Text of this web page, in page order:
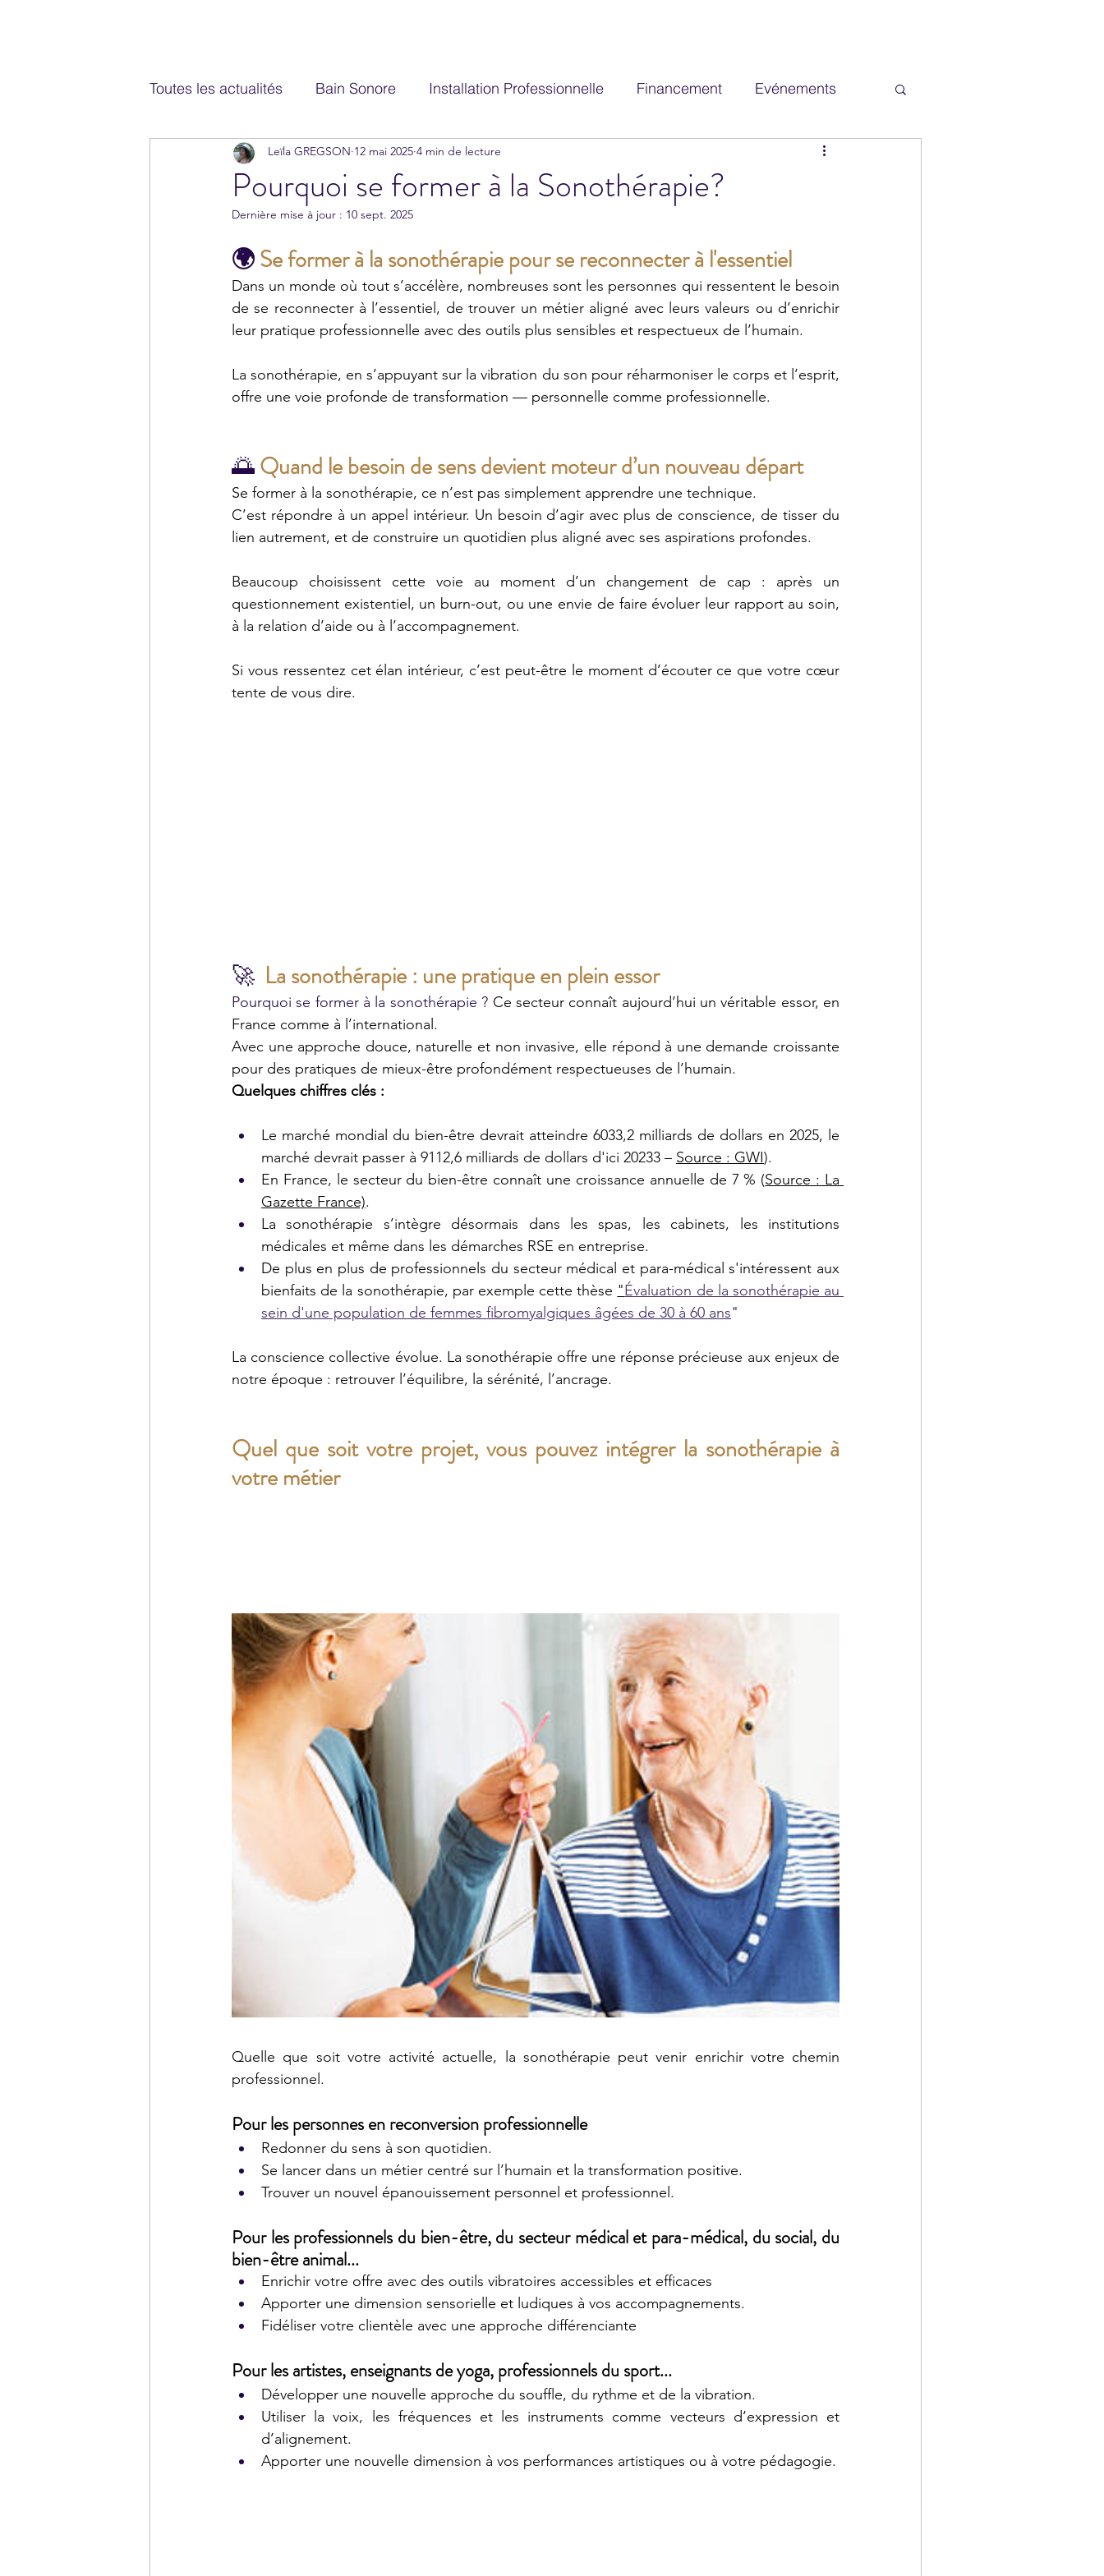
Toutes les actualités Bain Sonore Installation Professionnelle Financement Evénements
Yoga du Son Ressources Sonothérapie
Offre promotionnelle Présentation de Babel Zen
Accompagnement des stagiaires
Pourquoi se former à la Sonothérapie?
Leïla GREGSON 12 mai 2025 4 min de lecture
Dernière mise à jour : 10 sept. 2025
🌍 Se former à la sonothérapie pour se reconnecter à l'essentiel
Dans un monde où tout s’accélère, nombreuses sont les personnes qui ressentent le besoin
de se reconnecter à l’essentiel, de trouver un métier aligné avec leurs valeurs ou d’enrichir
leur pratique professionnelle avec des outils plus sensibles et respectueux de l’humain.
La sonothérapie, en s’appuyant sur la vibration du son pour réharmoniser le corps et l’esprit,
offre une voie profonde de transformation — personnelle comme professionnelle.
🌅 Quand le besoin de sens devient moteur d’un nouveau départ
Se former à la sonothérapie, ce n’est pas simplement apprendre une technique.
C’est répondre à un appel intérieur. Un besoin d’agir avec plus de conscience, de tisser du
lien autrement, et de construire un quotidien plus aligné avec ses aspirations profondes.
Beaucoup choisissent cette voie au moment d’un changement de cap : après un
questionnement existentiel, un burn-out, ou une envie de faire évoluer leur rapport au soin,
à la relation d’aide ou à l’accompagnement.
Si vous ressentez cet élan intérieur, c’est peut-être le moment d’écouter ce que votre cœur
tente de vous dire.
🚀 La sonothérapie : une pratique en plein essor
Pourquoi se former à la sonothérapie ? Ce secteur connaît aujourd’hui un véritable essor, en
France comme à l’international.
Avec une approche douce, naturelle et non invasive, elle répond à une demande croissante
pour des pratiques de mieux-être profondément respectueuses de l’humain.
Quelques chiffres clés :
Le marché mondial du bien-être devrait atteindre 6033,2 milliards de dollars en 2025, le
marché devrait passer à 9112,6 milliards de dollars d'ici 20233 – Source : GWI).
En France, le secteur du bien-être connaît une croissance annuelle de 7 % (Source : La
Gazette France).
La sonothérapie s’intègre désormais dans les spas, les cabinets, les institutions
médicales et même dans les démarches RSE en entreprise.
De plus en plus de professionnels du secteur médical et para-médical s'intéressent aux
bienfaits de la sonothérapie, par exemple cette thèse "Évaluation de la sonothérapie au
sein d'une population de femmes fibromyalgiques âgées de 30 à 60 ans"
La conscience collective évolue. La sonothérapie offre une réponse précieuse aux enjeux de
notre époque : retrouver l’équilibre, la sérénité, l’ancrage.
Quel que soit votre projet, vous pouvez intégrer la sonothérapie à
votre métier
Quelle que soit votre activité actuelle, la sonothérapie peut venir enrichir votre chemin
professionnel.
Pour les personnes en reconversion professionnelle
Redonner du sens à son quotidien.
Se lancer dans un métier centré sur l’humain et la transformation positive.
Trouver un nouvel épanouissement personnel et professionnel.
Pour les professionnels du bien-être, du secteur médical et para-médical, du social, du
bien-être animal...
Enrichir votre offre avec des outils vibratoires accessibles et efficaces
Apporter une dimension sensorielle et ludiques à vos accompagnements.
Fidéliser votre clientèle avec une approche différenciante
Pour les artistes, enseignants de yoga, professionnels du sport...
Développer une nouvelle approche du souffle, du rythme et de la vibration.
Utiliser la voix, les fréquences et les instruments comme vecteurs d’expression et
d’alignement.
Apporter une nouvelle dimension à vos performances artistiques ou à votre pédagogie.